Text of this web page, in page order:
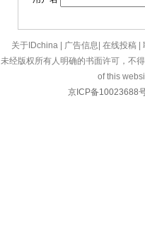
关于IDchina 广告信息 在线投稿
未经版权所有人明确的书面许可，不
of this
京ICP备10023688